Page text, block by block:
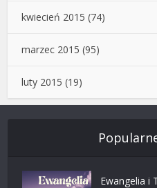
kwiecień 2015 (74)
marzec 2015 (95)
luty 2015 (19)
Ewangelia i